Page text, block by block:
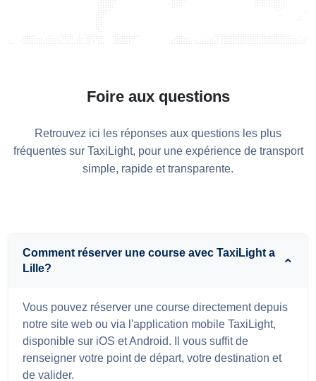
Foire aux questions
Retrouvez ici les réponses aux questions les plus
fréquentes sur TaxiLight, pour une expérience de transport
simple, rapide et transparente.
Comment réserver une course avec TaxiLight a
Lille?
Vous pouvez réserver une course directement depuis
notre site web ou via l'application mobile TaxiLight,
disponible sur iOS et Android. Il vous suffit de
renseigner votre point de départ, votre destination et
de valider.